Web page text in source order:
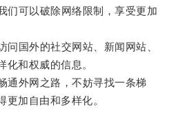
可以破除网络限制，享受更加
国外的社交网站、新闻网站、
化和权威的信息。
外网之路，不妨寻找一条梯
更加自由和多样化。